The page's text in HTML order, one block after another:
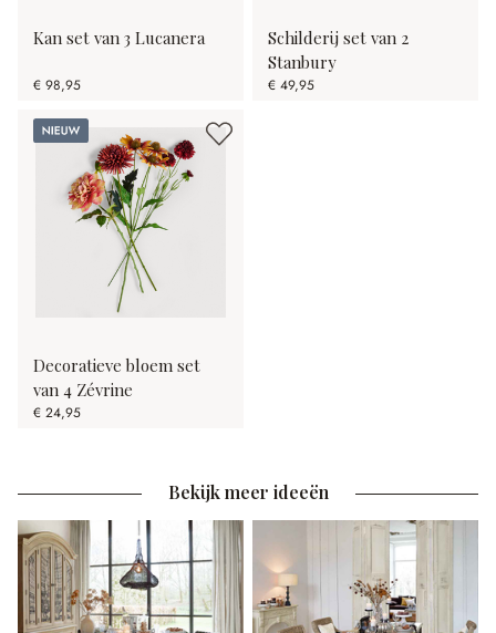
Kan set van 3 Lucanera
€ 98,95
Schilderij set van 2
Stanbury
€ 49,95
Nieuw
Decoratieve bloem set
van 4 Zévrine
€ 24,95
Bekijk meer ideeën